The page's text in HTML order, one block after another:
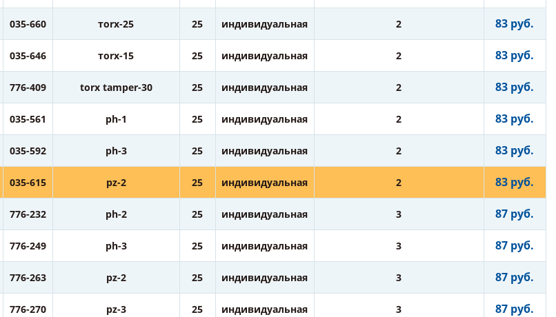
035-660 тorx-25 25 индивидуальная 2 83 руб.
035-646 тorx-15 25 индивидуальная 2 83 руб.
776-409 torx tamper-30 25 индивидуальная 2 83 руб.
035-561 ph-1 25 индивидуальная 2 83 руб.
035-592 ph-3 25 индивидуальная 2 83 руб.
035-615 pz-2 25 индивидуальная 2 83 руб.
776-232 ph-2 25 индивидуальная 3 87 руб.
776-249 ph-3 25 индивидуальная 3 87 руб.
776-263 pz-2 25 индивидуальная 3 87 руб.
776-270 pz-3 25 индивидуальная 3 87 руб.